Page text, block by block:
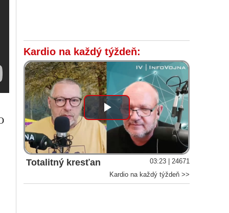
Kardio na každý týždeň:
Play
Video
Totalitný kresťan
03:23 | 24671
Kardio na každý týždeň >>